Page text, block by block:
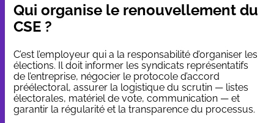
Qui organise le renouvellement du
CSE ?
C’est l’employeur qui a la responsabilité d’organiser les
élections. Il doit informer les syndicats représentatifs
de l’entreprise, négocier le protocole d’accord
préélectoral, assurer la logistique du scrutin — listes
électorales, matériel de vote, communication — et
garantir la régularité et la transparence du processus.